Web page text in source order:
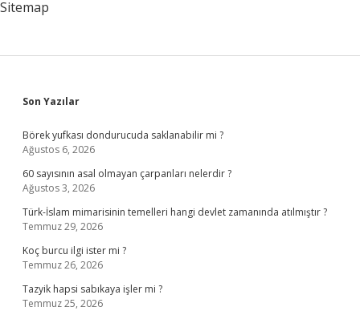
Sitemap
Sidebar
Son Yazılar
Börek yufkası dondurucuda saklanabilir mi ?
Ağustos 6, 2026
60 sayısının asal olmayan çarpanları nelerdir ?
Ağustos 3, 2026
Türk-İslam mimarisinin temelleri hangi devlet zamanında atılmıştır ?
Temmuz 29, 2026
Koç burcu ilgi ister mi ?
Temmuz 26, 2026
Tazyik hapsi sabıkaya işler mi ?
Temmuz 25, 2026